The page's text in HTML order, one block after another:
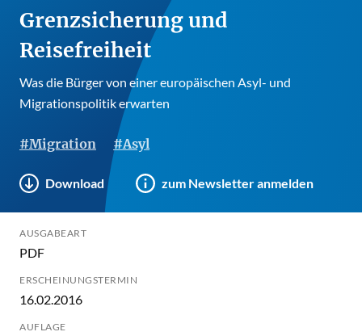
Grenzsicherung und
Reisefreiheit
Was die Bürger von einer europäischen Asyl- und
Migrationspolitik erwarten
#Migration #Asyl
Download zum Newsletter anmelden
AUSGABEART
PDF
ERSCHEINUNGSTERMIN
16.02.2016
AUFLAGE